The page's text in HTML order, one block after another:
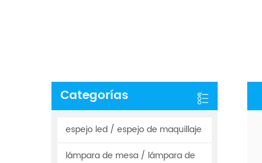
Categorías
espejo led / espejo de maquillaje
lámpara de mesa / lámpara de